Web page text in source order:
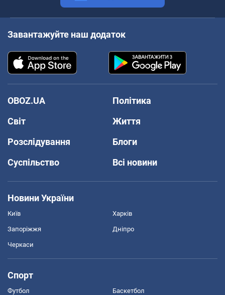
Завантажуйте наш додаток
OBOZ.UA
Політика
Світ
Життя
Розслідування
Блоги
Суспільство
Всі новини
Новини України
Київ Харків
Запоріжжя Дніпро
Черкаси
Спорт
Футбол Баскетбол